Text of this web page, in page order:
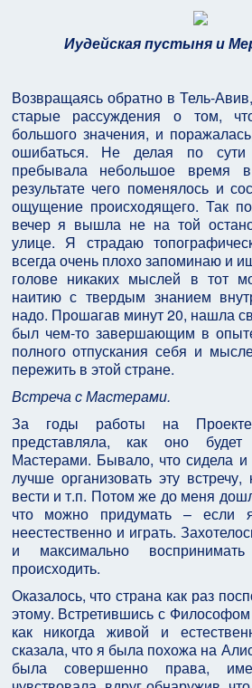
Иудейская пустыня и
Возвращаясь обратно в Тель-
старые рассуждения о том,
большого значения, и
ошибаться. Не делая по
пребывала небольшое время
результате чего поменялось и
ощущение происходящего. Так
вечер я вышла не на той
улице. Я страдаю
всегда очень плохо запоминаю и
голове никаких мыслей в тот
наитию с твердым знанием
надо. Прошагав минут 20, нашла
был чем-то завершающим в
полного отпускания себя и
пережить в этой стране.
Встреча с Мастерами.
За годы работы на
представляла, как оно
Мастерами. Бывало, что сидела
лучше организовать эту
вести и т.п. Потом же до меня
что можно придумать – если
неестественно и играть.
и максимально
происходить.
Оказалось, что страна как раз
этому. Встретившись с
как никогда живой и
сказала, что я была похожа на
была совершенно права,